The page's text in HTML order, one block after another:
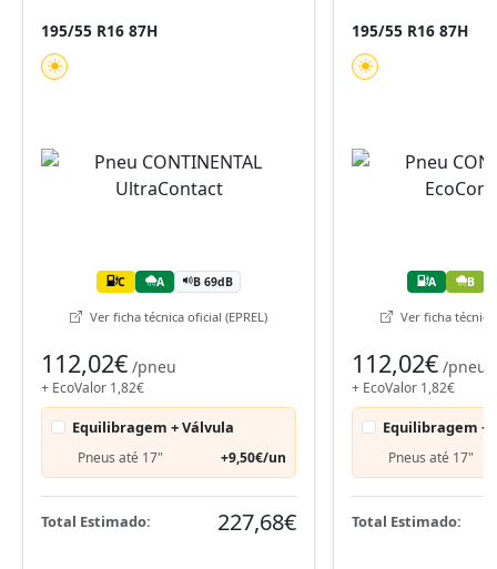
195/55 R16 87H
C A B 69dB
Ver ficha técnica oficial (EPREL)
112,02€ /pneu
+ EcoValor 1,82€
Equilibragem + Válvula
Pneus até 17" +9,50€/un
Total Estimado: 227,68€
195/55 R16 87H
A B
Ver ficha técnica
112,02€ /pneu
+ EcoValor 1,82€
Equilibragem +
Pneus até 17"
Total Estimado: